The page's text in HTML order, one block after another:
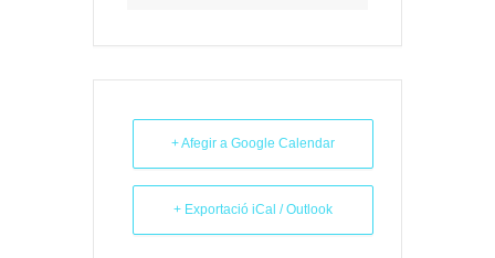
+ Afegir a Google Calendar
+ Exportació iCal / Outlook